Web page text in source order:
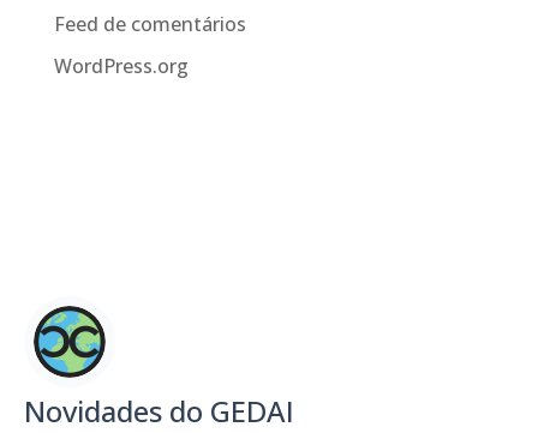
Feed de comentários
WordPress.org
Novidades do GEDAI